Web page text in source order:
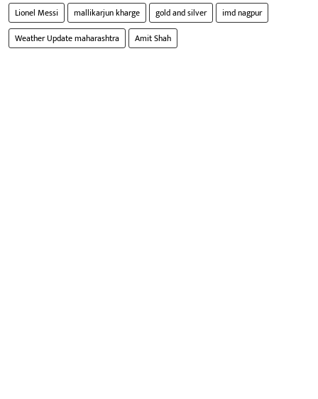
Lionel Messi mallikarjun kharge gold and silver
imd nagpur
Weather Update maharashtra
Amit Shah